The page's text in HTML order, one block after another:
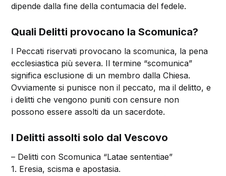
dipende dalla fine della contumacia del fedele.
Quali Delitti provocano la Scomunica?
I Peccati riservati provocano la scomunica, la pena
ecclesiastica più severa. Il termine “scomunica”
significa esclusione di un membro dalla Chiesa.
Ovviamente si punisce non il peccato, ma il delitto, e
i delitti che vengono puniti con censure non
possono essere assolti da un sacerdote.
I Delitti assolti solo dal Vescovo
– Delitti con Scomunica “Latae sententiae”
1. Eresia, scisma e apostasia.